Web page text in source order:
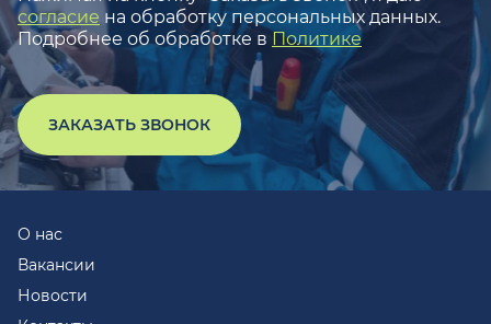
согласие на обработку персональных данных.
Подробнее об обработке в Политике
ЗАКАЗАТЬ ЗВОНОК
О нас
Вакансии
Новости